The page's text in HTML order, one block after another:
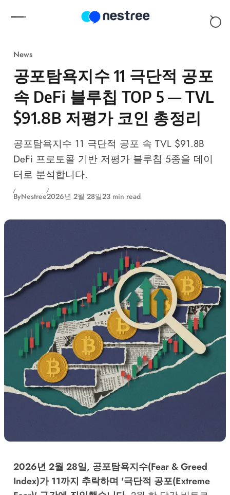
News
공포탐욕지수 11 극단적 공포
속 DeFi 블루칩 TOP 5 — TVL
$91.8B 저평가 코인 총정리
공포탐욕지수 11 극단적 공포 속 TVL $91.8B
DeFi 프로토콜 기반 저평가 블루칩 5종을 데이
터로 분석합니다.
ByNestree2026년 2월 28일23 min read
2026년 2월 28일, 공포탐욕지수(Fear & Greed
Index)가 11까지 추락하며 '극단적 공포(Extreme